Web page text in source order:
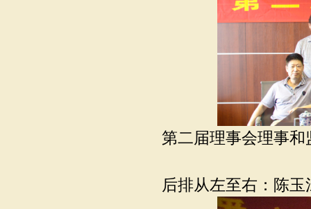
第二届理事会理事
后排从左至右：陈